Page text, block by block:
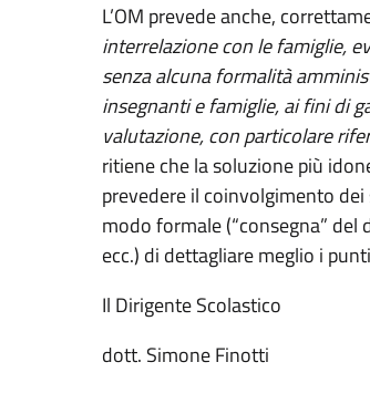
L’OM prevede anche,
interrelazione con le famiglie,
senza alcuna formalità
insegnanti e famiglie, ai fini di
valutazione, con particolare
ritiene che la soluzione più
prevedere il coinvolgimento
modo formale (“consegna”
ecc.) di dettagliare meglio i
Il Dirigente Scolastico
dott. Simone Finotti